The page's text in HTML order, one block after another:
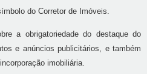
do Corretor de Imóveis.
a obrigatoriedade do destaque do
e anúncios publicitários, e também
imobiliária.